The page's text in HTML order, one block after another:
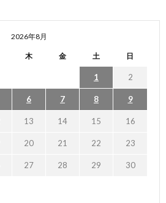
2026年8月
木 金 土 日
1 2
6 7 8 9
13 14 15 16
20 21 22 23
27 28 29 30